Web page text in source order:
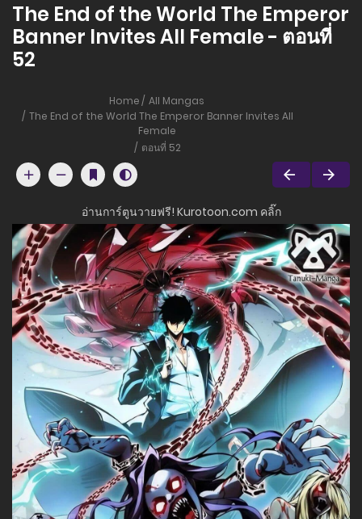
The End of the World The Emperor
Banner Invites All Female - ตอนที่
52
Home
All Mangas
The End of the World The Emperor Banner Invites All
Female
ตอนที่ 52
อ่านการ์ตูนวายฟรี! Kurotoon.com คลิ๊ก